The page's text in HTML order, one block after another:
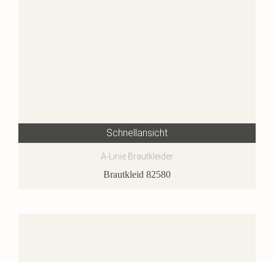
Schnellansicht
A-Linie Brautkleider
Brautkleid 82580